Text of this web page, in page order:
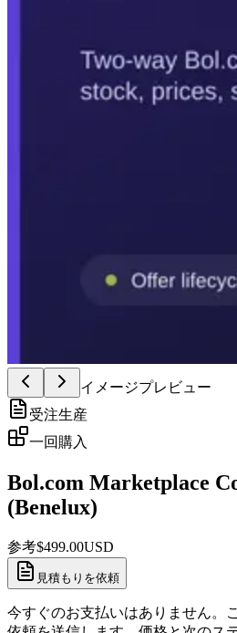
イメージプレビュー
受注生産
一回購入
Bol.com Marketplace
(Benelux)
参考$499.00USD
見積もりを依頼
今すぐのお支払いはありません。